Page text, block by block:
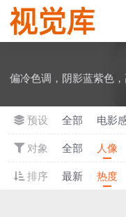
偏冷色调，阴影蓝紫色
预设
全部 电影
对象
全部 人像
排序
最新 热度